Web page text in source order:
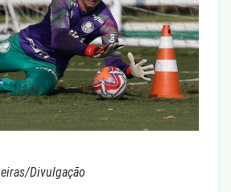
Divulgação